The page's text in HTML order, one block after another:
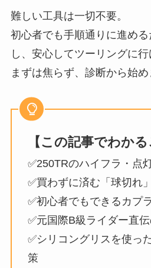
難しい工具は一切不要。
初心者でも手順通りに進め
し、安心してツーリングに行
まずは焦らず、診断から始め
【この記事でわかる
✅250TRのハイフラ・点
✅買わずに済む「球切れ
✅初心者でもできるカプ
✅元国際B級ライダー直
✅シリコングリスを使っ
策